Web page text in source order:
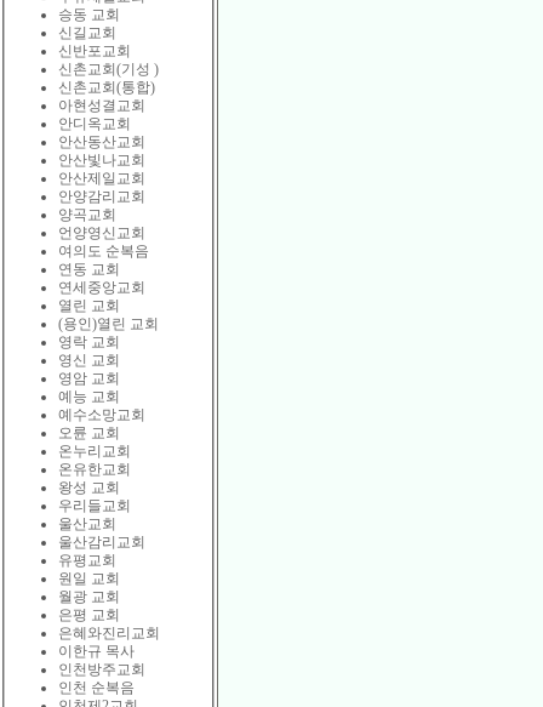
승동 교회
신길교회
신반포교회
신촌교회(기성 )
신촌교회(통합)
아현성결교회
안디옥교회
안산동산교회
안산빛나교회
안산제일교회
안양감리교회
양곡교회
언양영신교회
여의도 순복음
연동 교회
연세중앙교회
열린 교회
(용인)열린 교회
영락 교회
영신 교회
영암 교회
예능 교회
예수소망교회
오륜 교회
온누리교회
온유한교회
왕성 교회
우리들교회
울산교회
울산감리교회
유평교회
원일 교회
월광 교회
은평 교회
은혜와진리교회
이한규 목사
인천방주교회
인천 순복음